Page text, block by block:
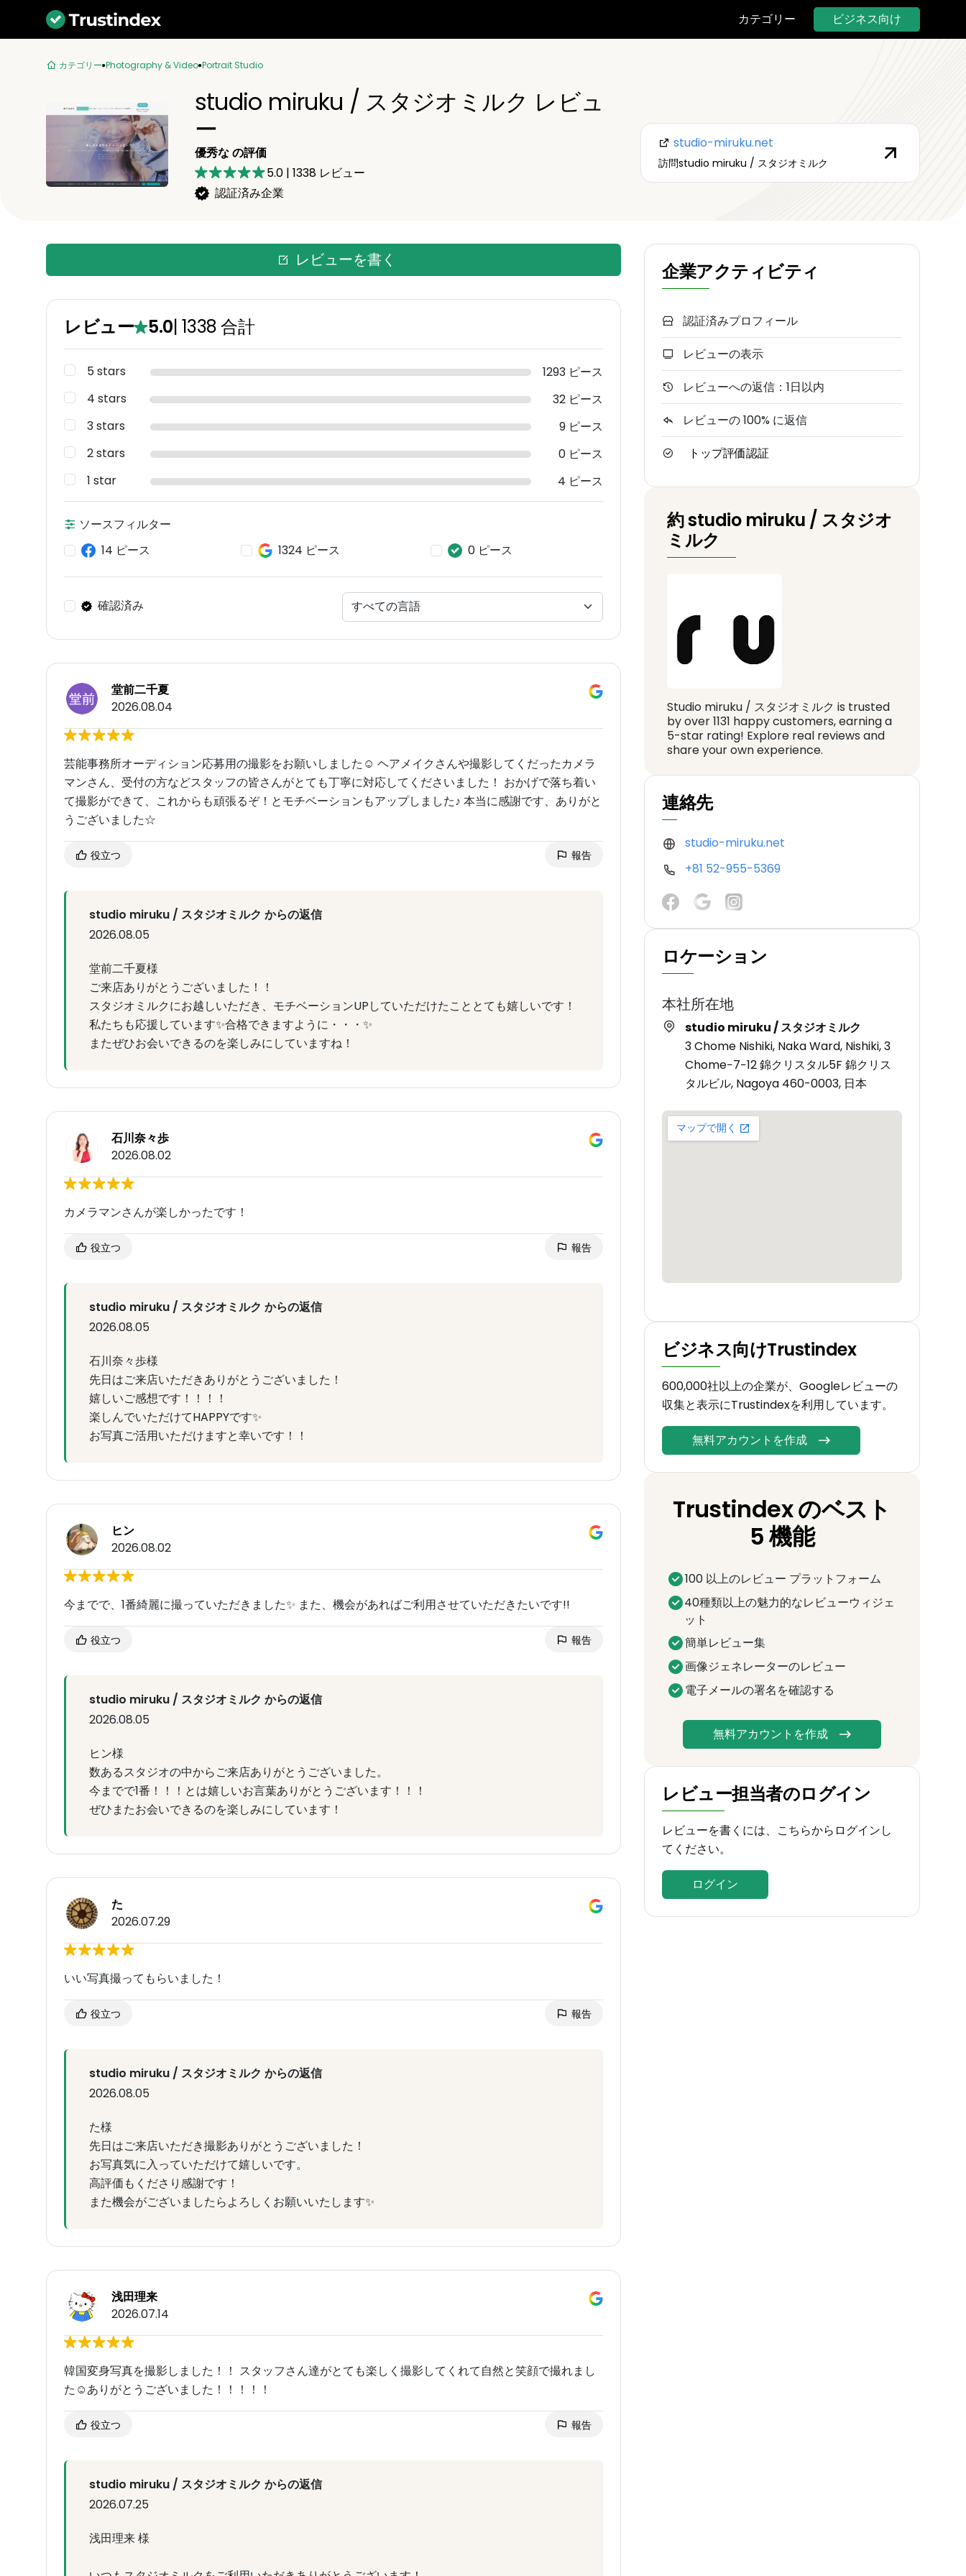
カテゴリー ビジネス向け
カテゴリー Photography & Video Portrait Studio
studio miruku / スタジオミルク レビュ
ー
優秀な の評価
5.0 | 1338レビュー
認証済み企業
studio-miruku.net
訪問studio miruku / スタジオミルク
レビューを書く
レビュー 5.0| 1338合計
5 stars
1293 ピース
4 stars
32 ピース
3 stars
9 ピース
2 stars
0 ピース
1 star
4 ピース
ソースフィルター
14 ピース
1324 ピース 0 ピース
確認済み
堂前二千夏
2026.08.04
芸能事務所オーディション応募用の撮影をお願いしました☺︎ ヘアメイクさんや撮影してくだったカメラ
マンさん、受付の方などスタッフの皆さんがとても丁寧に対応してくださいました！ おかげで落ち着い
て撮影ができて、これからも頑張るぞ！とモチベーションもアップしました♪ 本当に感謝です、ありがと
うございました☆
役立つ 報告
studio miruku / スタジオミルク からの返信
2026.08.05
堂前二千夏様
ご来店ありがとうございました！！
スタジオミルクにお越しいただき、モチベーションUPしていただけたこととても嬉しいです！
私たちも応援しています✨合格できますように・・・✨
またぜひお会いできるのを楽しみにしていますね！
石川奈々歩
2026.08.02
カメラマンさんが楽しかったです！
役立つ 報告
studio miruku / スタジオミルク からの返信
2026.08.05
石川奈々歩様
先日はご来店いただきありがとうございました！
嬉しいご感想です！！！！
楽しんでいただけてHAPPYです✨
お写真ご活用いただけますと幸いです！！
ヒン
2026.08.02
今までで、1番綺麗に撮っていただきました✨️ また、機会があればご利用させていただきたいです!!
役立つ 報告
studio miruku / スタジオミルク からの返信
2026.08.05
ヒン様
数あるスタジオの中からご来店ありがとうございました。
今までで1番！！！とは嬉しいお言葉ありがとうございます！！！
ぜひまたお会いできるのを楽しみにしています！
た
2026.07.29
いい写真撮ってもらいました！
役立つ 報告
studio miruku / スタジオミルク からの返信
2026.08.05
た様
先日はご来店いただき撮影ありがとうございました！
お写真気に入っていただけて嬉しいです。
高評価もくださり感謝です！
また機会がございましたらよろしくお願いいたします✨
浅田理来
2026.07.14
韓国変身写真を撮影しました！！ スタッフさん達がとても楽しく撮影してくれて自然と笑顔で撮れまし
た☺️ありがとうございました！！！！！
役立つ 報告
studio miruku / スタジオミルク からの返信
2026.07.25
浅田理来 様
企業アクティビティ
認証済みプロフィール
レビューの表示
レビューへの返信：1日以内
レビューの 100% に返信
トップ評価認証
約 studio miruku / スタジオ
ミルク
Studio miruku / スタジオミルク is trusted
by over 1131 happy customers, earning a
5-star rating! Explore real reviews and
share your own experience.
連絡先
studio-miruku.net
+81 52-955-5369
ロケーション
本社所在地
studio miruku / スタジオミルク
3 Chome Nishiki, Naka Ward, Nishiki, 3
Chome−7−12 錦クリスタル5F 錦クリス
タルビル, Nagoya 460-0003, 日本
ビジネス向けTrustindex
600,000社以上の企業が、Googleレビューの
収集と表示にTrustindexを利用しています。
無料アカウントを作成
Trustindex のベスト
5 機能
100 以上のレビュー プラットフォーム
40種類以上の魅力的なレビューウィジェ
ット
簡単レビュー集
画像ジェネレーターのレビュー
電子メールの署名を確認する
無料アカウントを作成
レビュー担当者のログイン
レビューを書くには、こちらからログインし
てください。
ログイン